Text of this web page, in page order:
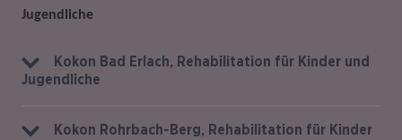
Jugendliche
Kokon Bad Erlach, Rehabilitation für Kinder und
Jugendliche
Kokon Rohrbach-Berg, Rehabilitation für Kinder